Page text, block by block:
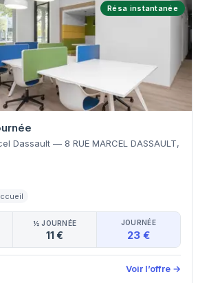
Résa instantanée
Dassault — 8 RUE MARCEL DASSAULT,
½ JOURNÉE
11 €
JOURNÉE
23 €
Voir l’offre →